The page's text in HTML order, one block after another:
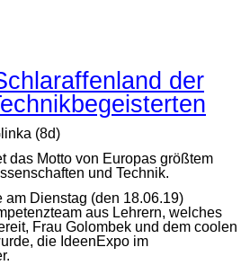
der
(8d)
das Motto von Europas größtem
und Technik.
am Dienstag (den 18.06.19)
aus Lehrern, welches
Frau Golombek und dem coolen
die IdeenExpo im